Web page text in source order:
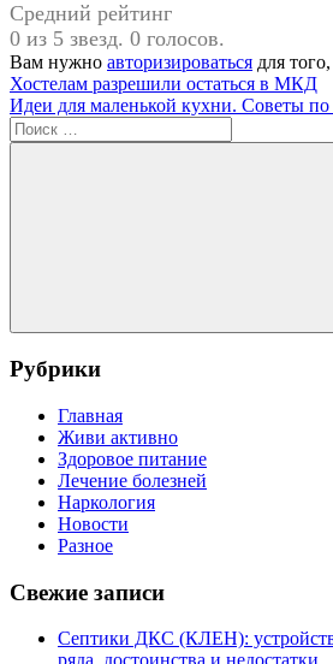
Средний рейтинг
0 из 5 звезд. 0 голосов.
Вам нужно авторизироваться для
Навигация
по
записям
Предыдущая
запись:
Хостелам разрешили остаться в МКД
Следующая
запись:
Идеи для маленькой кухни. Советы
Поиск
для:
Поиск
Рубрики
Главная
Живи активно
Здоровое питание
Лечение болезней
Наркология
Новости
Разное
Свежие записи
Септики ДКС (КЛЕН):